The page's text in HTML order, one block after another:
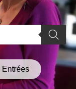
Entrées